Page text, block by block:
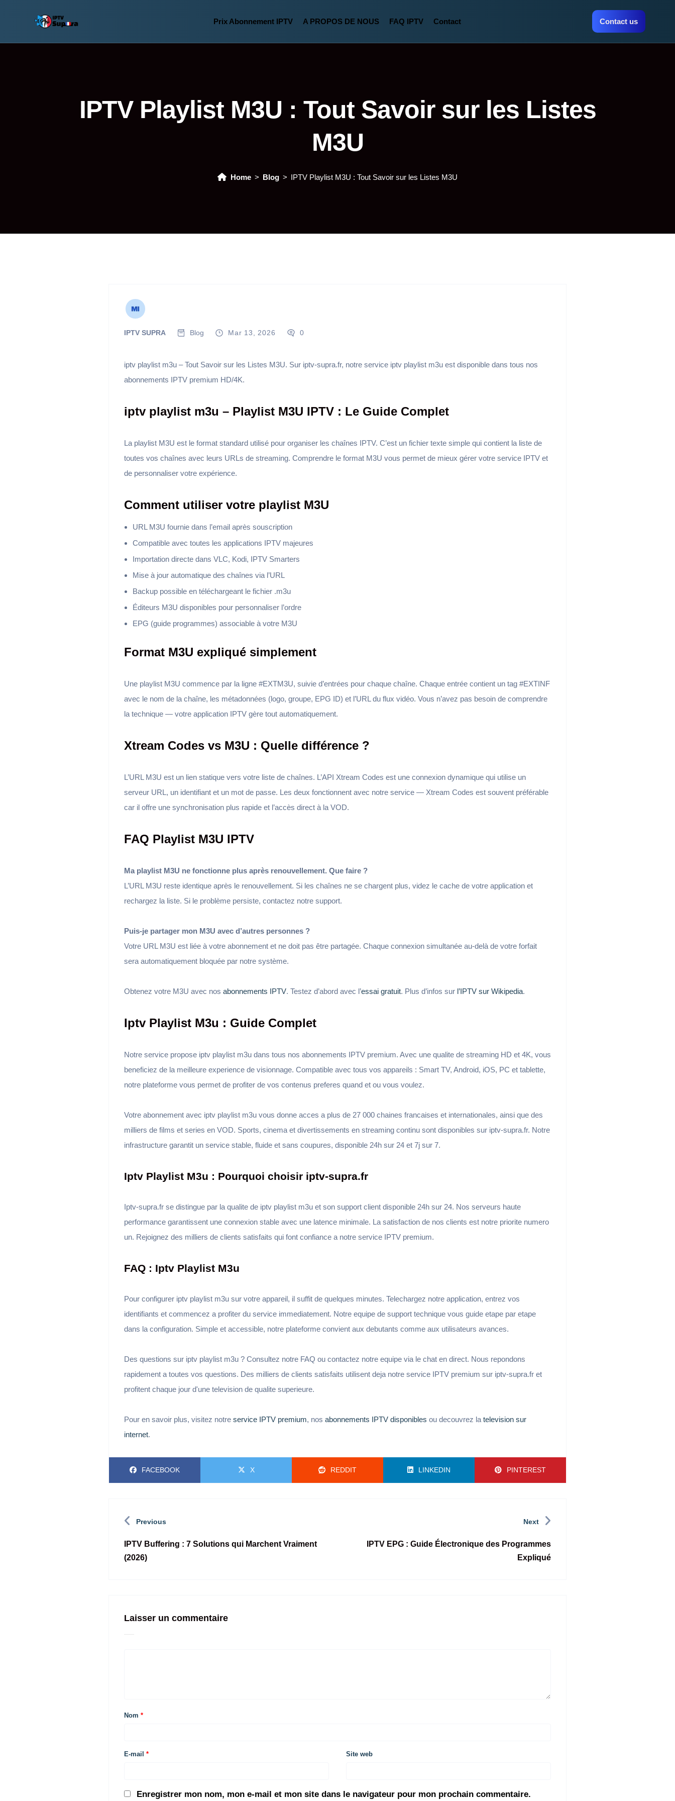
Prix Abonnement IPTV A PROPOS DE NOUS FAQ IPTV Contact Contact us
IPTV Playlist M3U : Tout Savoir sur les Listes
M3U
Home Blog IPTV Playlist M3U : Tout Savoir sur les Listes M3U
IPTV SUPRA Blog Mar 13, 2026 0
iptv playlist m3u – Tout Savoir sur les Listes M3U. Sur iptv-supra.fr, notre service iptv playlist m3u est disponible dans tous nos
abonnements IPTV premium HD/4K.
iptv playlist m3u – Playlist M3U IPTV : Le Guide Complet
La playlist M3U est le format standard utilisé pour organiser les chaînes IPTV. C’est un fichier texte simple qui contient la liste de
toutes vos chaînes avec leurs URLs de streaming. Comprendre le format M3U vous permet de mieux gérer votre service IPTV et
de personnaliser votre expérience.
Comment utiliser votre playlist M3U
URL M3U fournie dans l’email après souscription
Compatible avec toutes les applications IPTV majeures
Importation directe dans VLC, Kodi, IPTV Smarters
Mise à jour automatique des chaînes via l’URL
Backup possible en téléchargeant le fichier .m3u
Éditeurs M3U disponibles pour personnaliser l’ordre
EPG (guide programmes) associable à votre M3U
Format M3U expliqué simplement
Une playlist M3U commence par la ligne #EXTM3U, suivie d’entrées pour chaque chaîne. Chaque entrée contient un tag #EXTINF
avec le nom de la chaîne, les métadonnées (logo, groupe, EPG ID) et l’URL du flux vidéo. Vous n’avez pas besoin de comprendre
la technique — votre application IPTV gère tout automatiquement.
Xtream Codes vs M3U : Quelle différence ?
L’URL M3U est un lien statique vers votre liste de chaînes. L’API Xtream Codes est une connexion dynamique qui utilise un
serveur URL, un identifiant et un mot de passe. Les deux fonctionnent avec notre service — Xtream Codes est souvent préférable
car il offre une synchronisation plus rapide et l’accès direct à la VOD.
FAQ Playlist M3U IPTV
Ma playlist M3U ne fonctionne plus après renouvellement. Que faire ?
L’URL M3U reste identique après le renouvellement. Si les chaînes ne se chargent plus, videz le cache de votre application et
rechargez la liste. Si le problème persiste, contactez notre support.
Puis-je partager mon M3U avec d’autres personnes ?
Votre URL M3U est liée à votre abonnement et ne doit pas être partagée. Chaque connexion simultanée au-delà de votre forfait
sera automatiquement bloquée par notre système.
Obtenez votre M3U avec nos abonnements IPTV. Testez d’abord avec l’essai gratuit. Plus d’infos sur l’IPTV sur Wikipedia.
Iptv Playlist M3u : Guide Complet
Notre service propose iptv playlist m3u dans tous nos abonnements IPTV premium. Avec une qualite de streaming HD et 4K, vous
beneficiez de la meilleure experience de visionnage. Compatible avec tous vos appareils : Smart TV, Android, iOS, PC et tablette,
notre plateforme vous permet de profiter de vos contenus preferes quand et ou vous voulez.
Votre abonnement avec iptv playlist m3u vous donne acces a plus de 27 000 chaines francaises et internationales, ainsi que des
milliers de films et series en VOD. Sports, cinema et divertissements en streaming continu sont disponibles sur iptv-supra.fr. Notre
infrastructure garantit un service stable, fluide et sans coupures, disponible 24h sur 24 et 7j sur 7.
Iptv Playlist M3u : Pourquoi choisir iptv-supra.fr
Iptv-supra.fr se distingue par la qualite de iptv playlist m3u et son support client disponible 24h sur 24. Nos serveurs haute
performance garantissent une connexion stable avec une latence minimale. La satisfaction de nos clients est notre priorite numero
un. Rejoignez des milliers de clients satisfaits qui font confiance a notre service IPTV premium.
FAQ : Iptv Playlist M3u
Pour configurer iptv playlist m3u sur votre appareil, il suffit de quelques minutes. Telechargez notre application, entrez vos
identifiants et commencez a profiter du service immediatement. Notre equipe de support technique vous guide etape par etape
dans la configuration. Simple et accessible, notre plateforme convient aux debutants comme aux utilisateurs avances.
Des questions sur iptv playlist m3u ? Consultez notre FAQ ou contactez notre equipe via le chat en direct. Nous repondons
rapidement a toutes vos questions. Des milliers de clients satisfaits utilisent deja notre service IPTV premium sur iptv-supra.fr et
profitent chaque jour d'une television de qualite superieure.
Pour en savoir plus, visitez notre service IPTV premium, nos abonnements IPTV disponibles ou decouvrez la television sur
internet.
FACEBOOK X REDDIT LINKEDIN PINTEREST
Previous
IPTV Buffering : 7 Solutions qui Marchent Vraiment
(2026)
Next
IPTV EPG : Guide Électronique des Programmes
Expliqué
Laisser un commentaire
Nom *
E-mail * Site web
Enregistrer mon nom, mon e-mail et mon site dans le navigateur pour mon prochain commentaire.